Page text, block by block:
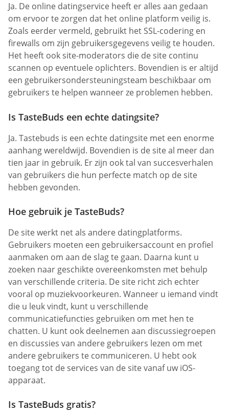
Ja. De online datingservice heeft er alles aan gedaan
om ervoor te zorgen dat het online platform veilig is.
Zoals eerder vermeld, gebruikt het SSL-codering en
firewalls om zijn gebruikersgegevens veilig te houden.
Het heeft ook site-moderators die de site continu
scannen op eventuele oplichters. Bovendien is er altijd
een gebruikersondersteuningsteam beschikbaar om
gebruikers te helpen wanneer ze problemen hebben.
Is TasteBuds een echte datingsite?
Ja. Tastebuds is een echte datingsite met een enorme
aanhang wereldwijd. Bovendien is de site al meer dan
tien jaar in gebruik. Er zijn ook tal van succesverhalen
van gebruikers die hun perfecte match op de site
hebben gevonden.
Hoe gebruik je TasteBuds?
De site werkt net als andere datingplatforms.
Gebruikers moeten een gebruikersaccount en profiel
aanmaken om aan de slag te gaan. Daarna kunt u
zoeken naar geschikte overeenkomsten met behulp
van verschillende criteria. De site richt zich echter
vooral op muziekvoorkeuren. Wanneer u iemand vindt
die u leuk vindt, kunt u verschillende
communicatiefuncties gebruiken om met hen te
chatten. U kunt ook deelnemen aan discussiegroepen
en discussies van andere gebruikers lezen om met
andere gebruikers te communiceren. U hebt ook
toegang tot de services van de site vanaf uw iOS-
apparaat.
Is TasteBuds gratis?